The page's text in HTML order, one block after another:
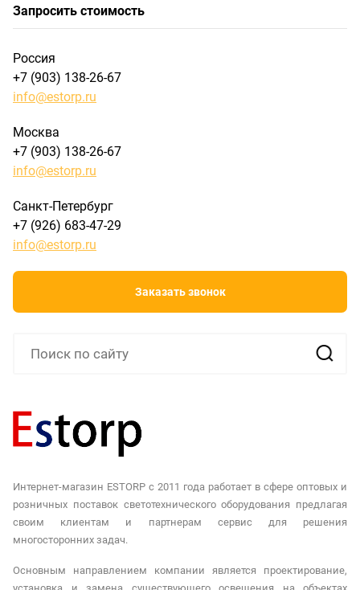
Интернет-магазин ESTORP с 2011 года работает в сфере оптовых и
розничных поставок светотехнического оборудования предлагая
своим клиентам и партнерам сервис для решения
многосторонних задач.
Основным направлением компании является проектирование,
Запросить стоимость
Россия
+7 (903) 138-26-67
info@estorp.ru
Москва
+7 (903) 138-26-67
info@estorp.ru
Санкт-Петербург
+7 (926) 683-47-29
info@estorp.ru
Заказать звонок